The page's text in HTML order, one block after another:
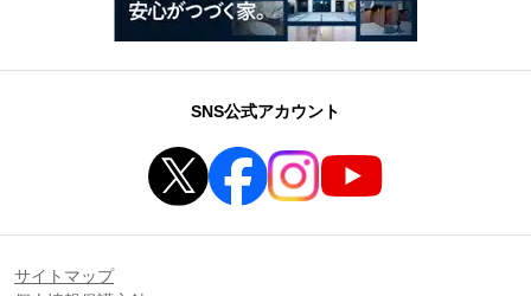
SNS公式アカウント
サイトマップ